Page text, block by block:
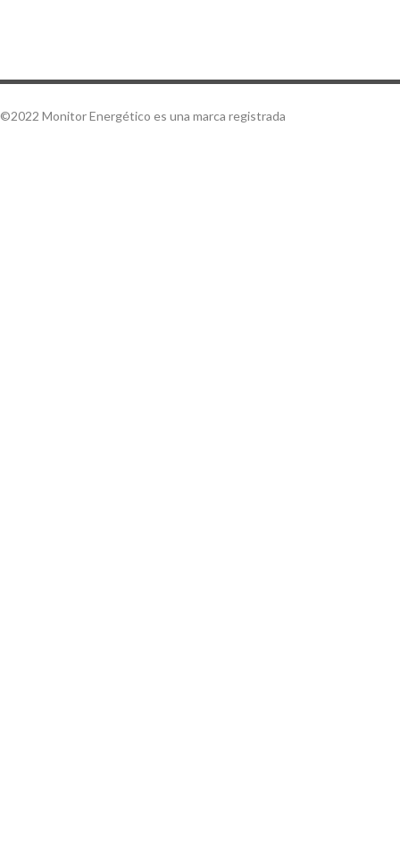
©2022 Monitor Energético es una marca registrada